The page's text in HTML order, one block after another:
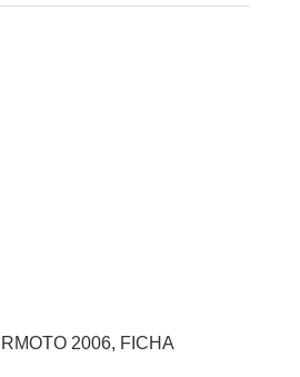
2006, FICHA